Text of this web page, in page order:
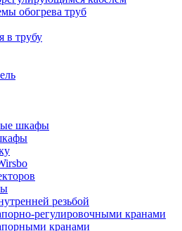
обогрева труб
в трубу
шкафы
резьбой
регулировочными кранами
кранами